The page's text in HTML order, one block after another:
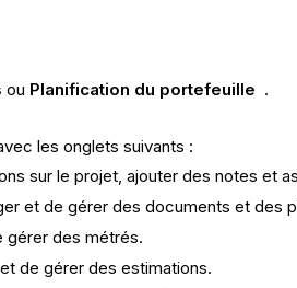
ou Planification du portefeuille .
les onglets suivants :
sur le projet, ajouter des notes et
et de gérer des documents et des
gérer des métrés.
de gérer des estimations.